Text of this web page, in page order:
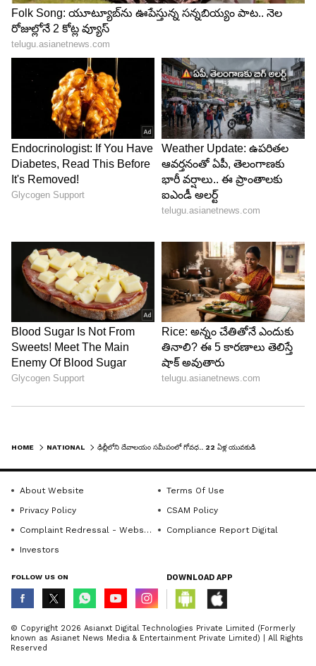
HOME NATIONAL
About Website
Terms Of Use
Privacy Policy
CSAM Policy
Complaint Redressal - Website
Compliance Report Digital
Investors
FOLLOW US ON DOWNLOAD APP
© Copyright 2026 Asianxt Digital Technologies Private Limited (Formerly
known as Asianet News Media & Entertainment Private Limited) | All Rights
Reserved